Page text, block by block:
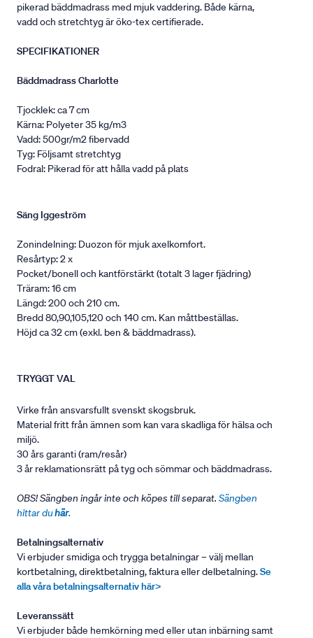
pikerad bäddmadrass med mjuk vaddering. Både kärna,
vadd och stretchtyg är öko-tex certifierade.
SPECIFIKATIONER
Bäddmadrass Charlotte
Tjocklek: ca 7 cm
Kärna: Polyeter 35 kg/m3
Vadd: 500gr/m2 fibervadd
Tyg: Följsamt stretchtyg
Fodral: Pikerad för att hålla vadd på plats
Säng Iggeström
Zonindelning: Duozon för mjuk axelkomfort.
Resårtyp: 2 x
Pocket/bonell och kantförstärkt (totalt 3 lager fjädring)
Träram: 16 cm
Längd: 200 och 210 cm.
Bredd 80,90,105,120 och 140 cm. Kan måttbeställas.
Höjd ca 32 cm (exkl. ben & bäddmadrass).
TRYGGT VAL
Virke från ansvarsfullt svenskt skogsbruk.
Material fritt från ämnen som kan vara skadliga för hälsa och
miljö.
30 års garanti (ram/resår)
3 år reklamationsrätt på tyg och sömmar och bäddmadrass.
OBS! Sängben ingår inte och köpes till separat. Sängben
hittar duhär.
Betalningsalternativ
Vi erbjuder smidiga och trygga betalningar – välj mellan
kortbetalning, direktbetalning, faktura eller delbetalning.Se
alla våra betalningsalternativ här>
Leveranssätt
Vi erbjuder både hemkörning med eller utan inbärning samt